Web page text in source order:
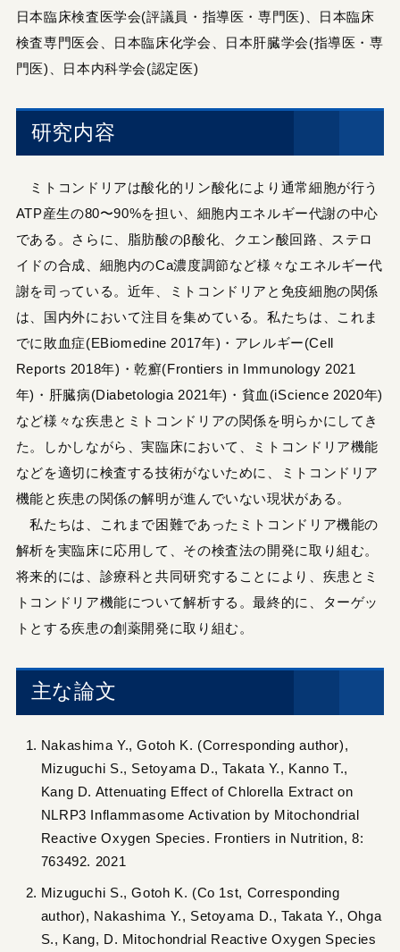
日本臨床検査医学会(評議員・指導医・専門医)、日本臨床
検査専門医会、日本臨床化学会、日本肝臓学会(指導医・専
門医)、日本内科学会(認定医)
研究内容
ミトコンドリアは酸化的リン酸化により通常細胞が行う
ATP産生の80〜90%を担い、細胞内エネルギー代謝の中心
である。さらに、脂肪酸のβ酸化、クエン酸回路、ステロ
イドの合成、細胞内のCa濃度調節など様々なエネルギー代
謝を司っている。近年、ミトコンドリアと免疫細胞の関係
は、国内外において注目を集めている。私たちは、これま
でに敗血症(EBiomedine 2017年)・アレルギー(Cell
Reports 2018年)・乾癬(Frontiers in Immunology 2021
年)・肝臓病(Diabetologia 2021年)・貧血(iScience 2020年)
など様々な疾患とミトコンドリアの関係を明らかにしてき
た。しかしながら、実臨床において、ミトコンドリア機能
などを適切に検査する技術がないために、ミトコンドリア
機能と疾患の関係の解明が進んでいない現状がある。
私たちは、これまで困難であったミトコンドリア機能の
解析を実臨床に応用して、その検査法の開発に取り組む。
将来的には、診療科と共同研究することにより、疾患とミ
トコンドリア機能について解析する。最終的に、ターゲッ
トとする疾患の創薬開発に取り組む。
主な論文
Nakashima Y., Gotoh K. (Corresponding author),
Mizuguchi S., Setoyama D., Takata Y., Kanno T.,
Kang D. Attenuating Effect of Chlorella Extract on
NLRP3 Inflammasome Activation by Mitochondrial
Reactive Oxygen Species. Frontiers in Nutrition, 8:
763492. 2021
Mizuguchi S., Gotoh K. (Co 1st, Corresponding
author), Nakashima Y., Setoyama D., Takata Y., Ohga
S., Kang, D. Mitochondrial Reactive Oxygen Species